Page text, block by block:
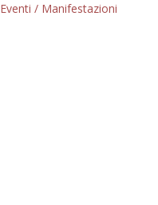
Eventi / Manifestazioni